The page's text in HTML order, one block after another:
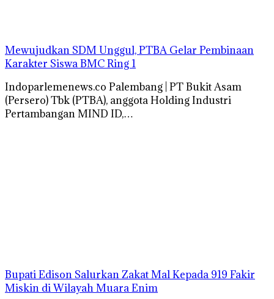
Mewujudkan SDM Unggul, PTBA Gelar Pembinaan
Karakter Siswa BMC Ring 1
Indoparlemenews.co Palembang | PT Bukit Asam
(Persero) Tbk (PTBA), anggota Holding Industri
Pertambangan MIND ID,…
Bupati Edison Salurkan Zakat Mal Kepada 919 Fakir
Miskin di Wilayah Muara Enim